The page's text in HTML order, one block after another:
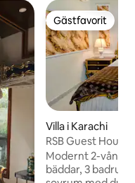
Gästfavorit
Gästfavorit
Villa i Karachi
RSB Guest House
Modernt 2-
bäddar, 3